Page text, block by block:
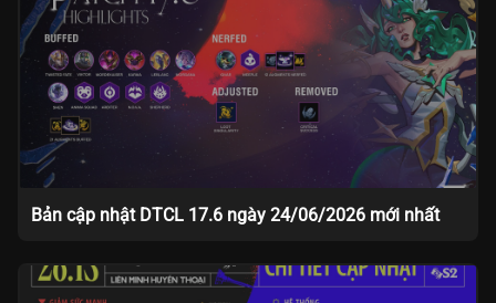
Bản cập nhật DTCL 17.6 ngày 24/06/2026 mới nhất